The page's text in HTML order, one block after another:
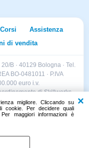
migliore. Cliccando su
cookie. Per decidere quali
maggiori informazioni è
Corsi
Assistenza
di vendita
B · 40129 Bologna · Tel.
BO-0481011 · P.IVA
euro i.v.
di Skillworks
II 28 · Roncadelle (BS)